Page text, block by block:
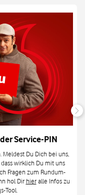
Service-PIN
Meldest Du Dich bei uns,
wirklich Du mit uns
Fragen zum Rundum-
hol Dir hieralle Infos zu
Tool.